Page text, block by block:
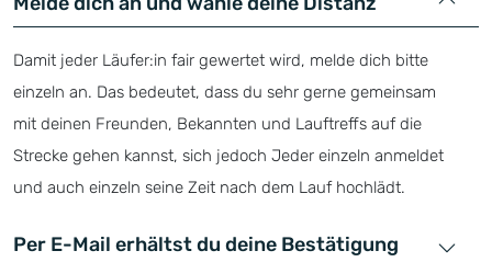
Damit jeder Läufer:in fair gewertet wird, melde dich bitte
einzeln an. Das bedeutet, dass du sehr gerne gemeinsam
mit deinen Freunden, Bekannten und Lauftreffs auf die
Strecke gehen kannst, sich jedoch Jeder einzeln anmeldet
und auch einzeln seine Zeit nach dem Lauf hochlädt.
Per E-Mail erhältst du deine Bestätigung